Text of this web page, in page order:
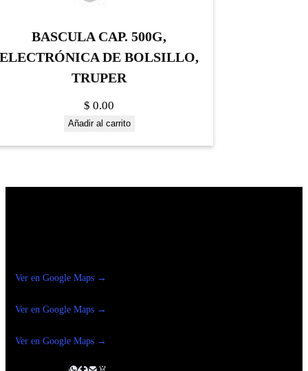
BASCULA CAP. 500G,
ELECTRÓNICA DE BOLSILLO,
TRUPER
$ 0.00
Añadir al carrito
Ver en Google Maps →
Ver en Google Maps →
Ver en Google Maps →